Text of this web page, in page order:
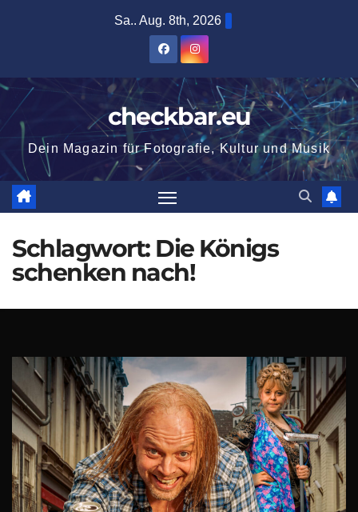
Sa.. Aug. 8th, 2026
checkbar.eu
Dein Magazin für Fotografie, Kultur und Musik
Schlagwort: Die Königs
schenken nach!